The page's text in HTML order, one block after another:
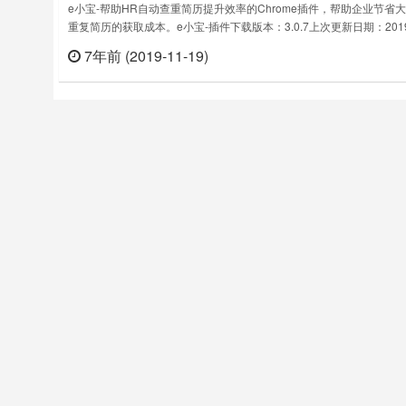
e小宝-帮助HR自动查重简历提升效率的Chrome插件，帮助企业节省
重复简历的获取成本。e小宝-插件下载版本：3.0.7上次更新日期：
7年前 (2019-11-19)